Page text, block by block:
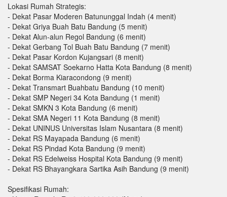
Lokasi Rumah Strategis:
- Dekat Pasar Moderen Batununggal Indah (4 menit)
- Dekat Griya Buah Batu Bandung (5 menit)
- Dekat Alun-alun Regol Bandung (6 menit)
- Dekat Gerbang Tol Buah Batu Bandung (7 menit)
- Dekat Pasar Kordon Kujangsari (8 menit)
- Dekat SAMSAT Soekarno Hatta Kota Bandung (8 menit)
- Dekat Borma Kiaracondong (9 menit)
- Dekat Transmart Buahbatu Bandung (10 menit)
- Dekat SMP Negeri 34 Kota Bandung (1 menit)
- Dekat SMKN 3 Kota Bandung (6 menit)
- Dekat SMA Negeri 11 Kota Bandung (8 menit)
- Dekat UNINUS Universitas Islam Nusantara (8 menit)
- Dekat RS Mayapada Bandung (6 menit)
- Dekat RS Pindad Kota Bandung (9 menit)
- Dekat RS Edelweiss Hospital Kota Bandung (9 menit)
- Dekat RS Bhayangkara Sartika Asih Bandung (9 menit)
Spesifikasi Rumah: